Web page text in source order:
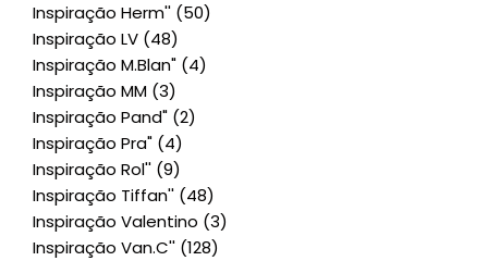
Inspiração Herm'' (50)
Inspiração LV (48)
Inspiração M.Blan" (4)
Inspiração MM (3)
Inspiração Pand" (2)
Inspiração Pra" (4)
Inspiração Rol'' (9)
Inspiração Tiffan'' (48)
Inspiração Valentino (3)
Inspiração Van.C'' (128)